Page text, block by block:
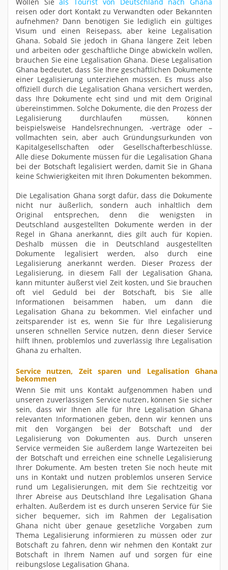
reisen oder dort Kontakt zu Verwandten oder Bekannten
aufnehmen? Dann benötigen Sie lediglich ein gültiges
Visum und einen Reisepass, aber keine Legalisation
Ghana. Sobald Sie jedoch in Ghana längere Zeit leben
und arbeiten oder geschäftliche Dinge abwickeln wollen,
brauchen Sie eine Legalisation Ghana. Diese Legalisation
Ghana bedeutet, dass Sie Ihre geschäftlichen Dokumente
einer Legalisierung unterziehen müssen. Es muss also
offiziell durch die Legalisation Ghana versichert werden,
dass Ihre Dokumente echt sind und mit dem Original
übereinstimmen. Solche Dokumente, die den Prozess der
Legalisierung durchlaufen müssen, können
beispielsweise Handelsrechnungen, -verträge oder –
vollmachten sein, aber auch Gründungsurkunden von
Kapitalgesellschaften oder Gesellschafterbeschlüsse.
Alle diese Dokumente müssen für die Legalisation Ghana
bei der Botschaft legalisiert werden, damit Sie in Ghana
keine Schwierigkeiten mit Ihren Dokumenten bekommen.
Die Legalisation Ghana sorgt dafür, dass die Dokumente
nicht nur äußerlich, sondern auch inhaltlich dem
Original entsprechen, denn die wenigsten in
Deutschland ausgestellten Dokumente werden in der
Regel in Ghana anerkannt, dies gilt auch für Kopien.
Deshalb müssen die in Deutschland ausgestellten
Dokumente legalisiert werden, also durch eine
Legalisierung anerkannt werden. Dieser Prozess der
Legalisierung, in diesem Fall der Legalisation Ghana,
kann mitunter äußerst viel Zeit kosten, und Sie brauchen
oft viel Geduld bei der Botschaft, bis Sie alle
Informationen beisammen haben, um dann die
Legalisation Ghana zu bekommen. Viel einfacher und
zeitsparender ist es, wenn Sie für Ihre Legalisierung
unseren schnellen Service nutzen, denn dieser Service
hilft Ihnen, problemlos und zuverlässig Ihre Legalisation
Ghana zu erhalten.
Service nutzen, Zeit sparen und Legalisation Ghana
bekommen
Wenn Sie mit uns Kontakt aufgenommen haben und
unseren zuverlässigen Service nutzen, können Sie sicher
sein, dass wir Ihnen alle für Ihre Legalisation Ghana
relevanten Informationen geben, denn wir kennen uns
mit den Vorgängen bei der Botschaft und der
Legalisierung von Dokumenten aus. Durch unseren
Service vermeiden Sie außerdem lange Wartezeiten bei
der Botschaft und erreichen eine schnelle Legalisierung
Ihrer Dokumente. Am besten treten Sie noch heute mit
uns in Kontakt und nutzen problemlos unseren Service
rund um Legalisierungen, mit dem Sie rechtzeitig vor
Ihrer Abreise aus Deutschland Ihre Legalisation Ghana
erhalten. Außerdem ist es durch unseren Service für Sie
sicher bequemer, sich im Rahmen der Legalisation
Ghana nicht über genaue gesetzliche Vorgaben zum
Thema Legalisierung informieren zu müssen oder zur
Botschaft zu fahren, denn wir nehmen den Kontakt zur
Botschaft in Ihrem Namen auf und sorgen für eine
reibungslose Legalisation Ghana.